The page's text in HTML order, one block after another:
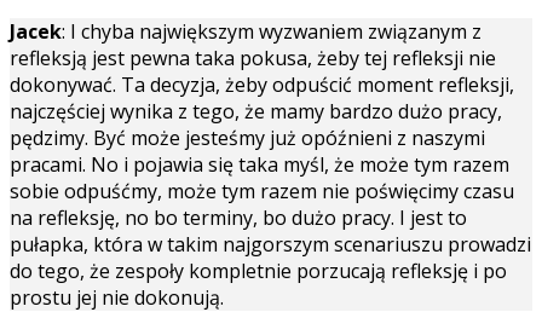
Jacek: I chyba największym wyzwaniem związanym z
refleksją jest pewna taka pokusa, żeby tej refleksji nie
dokonywać. Ta decyzja, żeby odpuścić moment refleksji,
najczęściej wynika z tego, że mamy bardzo dużo pracy,
pędzimy. Być może jesteśmy już opóźnieni z naszymi
pracami. No i pojawia się taka myśl, że może tym razem
sobie odpuśćmy, może tym razem nie poświęcimy czasu
na refleksję, no bo terminy, bo dużo pracy. I jest to
pułapka, która w takim najgorszym scenariuszu prowadzi
do tego, że zespoły kompletnie porzucają refleksję i po
prostu jej nie dokonują.